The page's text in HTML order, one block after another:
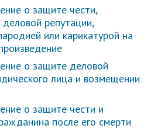
о защите чести,
репутации,
или карикатурой на
о защите деловой
лица и возмещении
о защите чести и
после его смерти